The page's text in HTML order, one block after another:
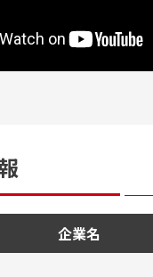
企業名